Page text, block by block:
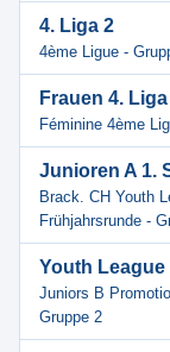
4. Liga 2
4ème Ligue -
Frauen 4.
Féminine 4ème
Junioren A 1.
Brack. CH Youth
Frühjahrsrunde -
Youth League
Juniors B
Gruppe 2